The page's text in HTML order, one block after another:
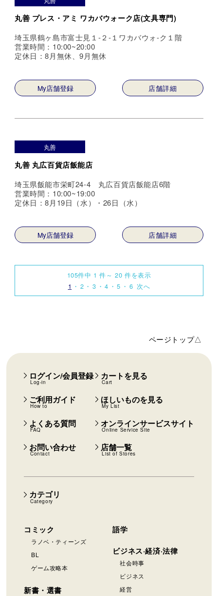
丸善 プレス・アミ ワカバウォーク店(文具専門)
埼玉県鶴ヶ島市富士見１-２-１ワカバウォ-ク１階
営業時間：10:00~20:00
定休日：8月無休、9月無休
My店舗登録 店舗詳細
丸善
丸善 丸広百貨店飯能店
埼玉県飯能市栄町24-4 丸広百貨店飯能店6階
営業時間：10:00~19:00
定休日：8月19日（水）・26日（水）
My店舗登録 店舗詳細
105件中 1 件～ 20 件を表示
1
2 3 4 5 6 次へ
ページトップ△
カテゴリ
Category
コミック
ラノベ・ティーンズ
BL
ゲーム攻略本
新書・選書
語学
ビジネス·経済·法律
社会時事
ビジネス
経営
ログイン/会員登録
Log-in
カートを見る
Cart
ご利用ガイド
How to
ほしいものを見る
My List
よくある質問
FAQ
オンラインサービスサイト
Online Service Site
お問い合わせ
Contact
店舗一覧
List of Stores